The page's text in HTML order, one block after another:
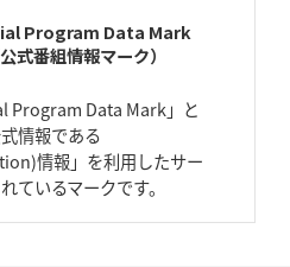
稲垣啓太「特別なことはやらない」
Program Data Mark
公式番組情報マーク）
Program Data Mark」と
情報である
情報」を利用したサー
ているマークです。